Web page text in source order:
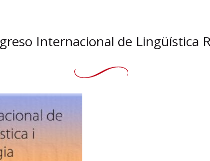
Internacional de Lingüística